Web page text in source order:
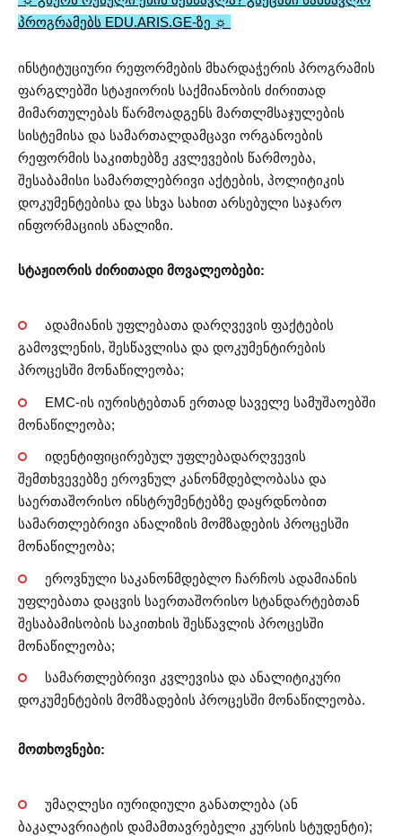
პროგრამებს EDU.ARIS.GE-ზე ☼
ინსტიტუციური რეფორმების მხარდაჭერის პროგრამის
ფარგლებში სტაჟიორის საქმიანობის ძირითად
მიმართულებას წარმოადგენს მართლმსაჯულების
სისტემისა და სამართალდამცავი ორგანოების
რეფორმის საკითხებზე კვლევების წარმოება,
შესაბამისი სამართლებრივი აქტების, პოლიტიკის
დოკუმენტებისა და სხვა სახით არსებული საჯარო
ინფორმაციის ანალიზი.
სტაჟიორის ძირითადი მოვალეობები:
ადამიანის უფლებათა დარღვევის ფაქტების
გამოვლენის, შესწავლისა და დოკუმენტირების
პროცესში მონაწილეობა;
EMC-ის იურისტებთან ერთად საველე სამუშაოებში
მონაწილეობა;
იდენტიფიცირებულ უფლებადარღვევის
შემთხვევებზე ეროვნულ კანონმდებლობასა და
საერთაშორისო ინსტრუმენტებზე დაყრდნობით
სამართლებრივი ანალიზის მომზადების პროცესში
მონაწილეობა;
ეროვნული საკანონმდებლო ჩარჩოს ადამიანის
უფლებათა დაცვის საერთაშორისო სტანდარტებთან
შესაბამისობის საკითხის შესწავლის პროცესში
მონაწილეობა;
სამართლებრივი კვლევისა და ანალიტიკური
დოკუმენტების მომზადების პროცესში მონაწილეობა.
მოთხოვნები:
უმაღლესი იურიდიული განათლება (ან
ბაკალავრიატის დამამთავრებელი კურსის სტუდენტი);